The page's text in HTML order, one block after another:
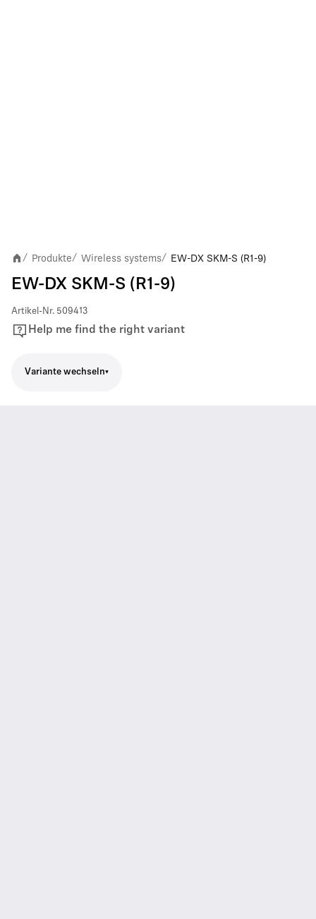
/ Produkte/ Wireless systems/ EW-DX SKM-S (R1-9)
EW-DX SKM-S (R1-9)
Artikel-Nr. 509413
Help me find the right variant
Variante wechseln